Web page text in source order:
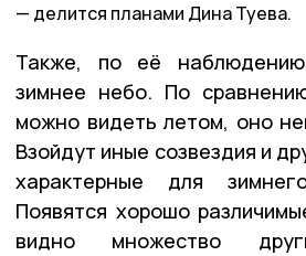
делится планами Дина Туева.
Также, по её
зимнее небо. По
можно видеть летом, оно
Взойдут иные созвездия и
характерные для
Появятся хорошо
видно множество